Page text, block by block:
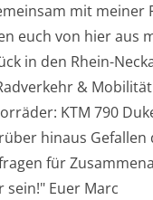
mit meiner
euch von hier aus
in den Rhein-
& Mobilität
KTM 790
hinaus
für
sein!" Euer Marc